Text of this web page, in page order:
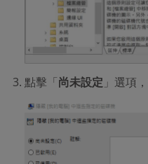
點擊「尚未設定 」選項